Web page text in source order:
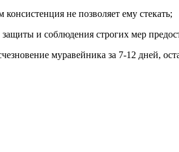
не позволяет ему стекать;
защиты и соблюдения строгих мер
муравейника за 7-12 дней,